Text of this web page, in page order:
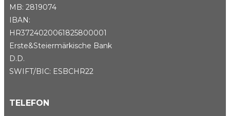
MB: 2819074
IBAN:
HR3724020061825800001
Erste&Steiermärkische Bank
D.D.
SWIFT/BIC: ESBCHR22
TELEFON